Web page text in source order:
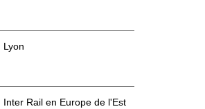
Lyon
Inter Rail en Europe de l'Est